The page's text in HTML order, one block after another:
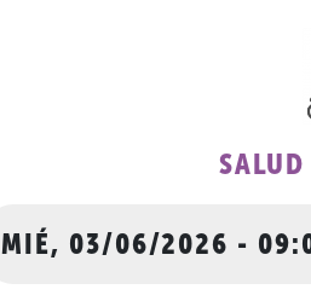
MIÉ, 03/06/2026 -